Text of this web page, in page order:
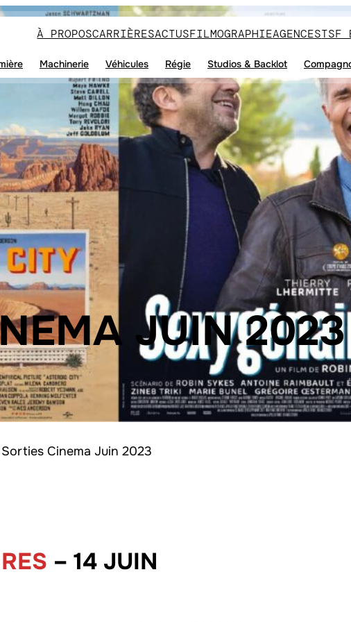
À PROPOSCARRIÈRESACTUSFILMOGRAPHIEAGENCESTSF
Machinerie Véhicules Régie Studios & Backlot
JUIN 2023
Sorties Cinema Juin 2023
– 14 JUIN